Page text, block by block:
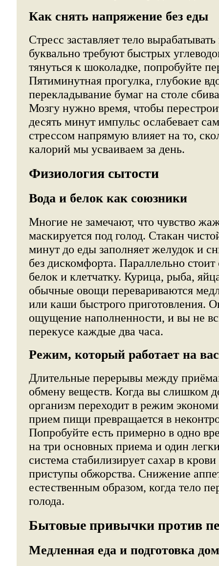
Как снять напряжение без еды
Стресс заставляет тело
буквально требуют быстрых
тянуться к шоколадке, попробуйте
Пятиминутная прогулка, глубокие
перекладывание бумаг на столе
Мозгу нужно время, чтобы
десять минут импульс ослабевает
стрессом напрямую влияет на то,
калорий мы усваиваем за день.
Физиология сытости
Вода и белок как союзники
Многие не замечают, что чувство
маскируется под голод. Стакан
минут до еды заполняет желудок и
без дискомфорта. Параллельно стоит
белок и клетчатку. Курица, рыба,
обычные овощи перевариваются
или каши быстрого приготовления.
ощущение наполненности, и вы не
перекусе каждые два часа.
Режим, который работает на вас
Длительные перерывы между
обмену веществ. Когда вы слишком
организм переходит в режим
прием пищи превращается в
Попробуйте есть примерно в одно
на три основных приема и один
система стабилизирует сахар в
приступы обжорства. Снижение
естественным образом, когда тело
голода.
Бытовые привычки против
Медленная еда и подготовка